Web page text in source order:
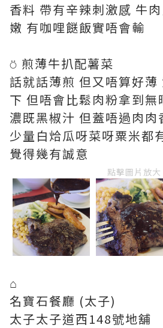
香料 帶有辛辣刺激感 牛
嫩 有咖哩餸飯實唔會輸
⍥ 煎薄牛扒配薯菜
話就話薄煎 但又唔算好薄
下 但唔會比鬆肉粉拿到無
濃既黑椒汁 但蓋唔過肉肉
少量白烚瓜呀菜呀粟米都
覺得幾有誠意
點擊圖片放大
⌂
名寶石餐廳 (太子)
太子太子道西148號地舖